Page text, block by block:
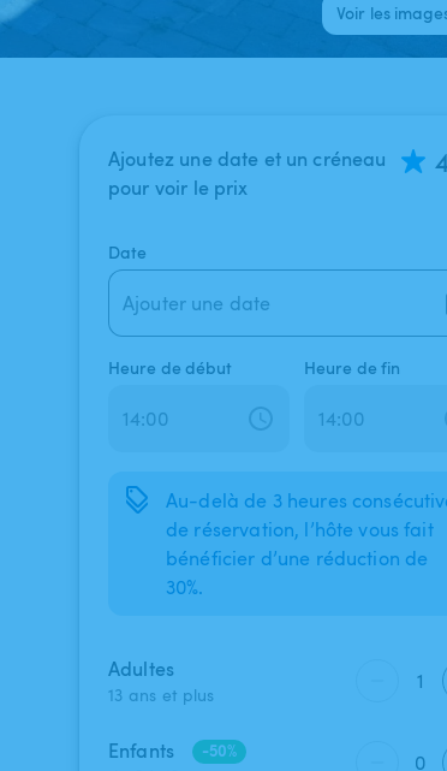
Voir les
Ajoutez une date et un créneau
pour voir le prix
Date
Ajouter une date
Heure de début Heure de fin
Au-delà de 3 heures
de réservation, l’hôte vous fait
bénéficier d’une réduction de
30%.
Adultes
13 ans et plus
1
Enfants
-50%
0